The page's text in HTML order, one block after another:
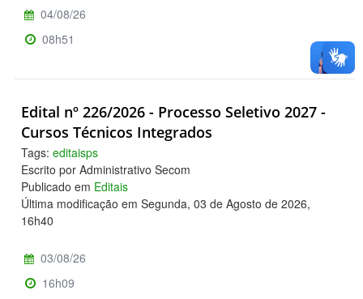
04/08/26
08h51
Edital nº 226/2026 - Processo Seletivo 2027 -
Cursos Técnicos Integrados
Tags: editaisps
Escrito por Administrativo Secom
Publicado em Editais
Última modificação em Segunda, 03 de Agosto de 2026,
16h40
03/08/26
16h09